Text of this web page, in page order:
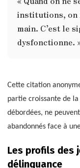
institutions, on
main. C’est le
dysfonctionne.
Cette citation
partie croissante de
débordées, ne
abandonnés face à
Les profils des
délinquance